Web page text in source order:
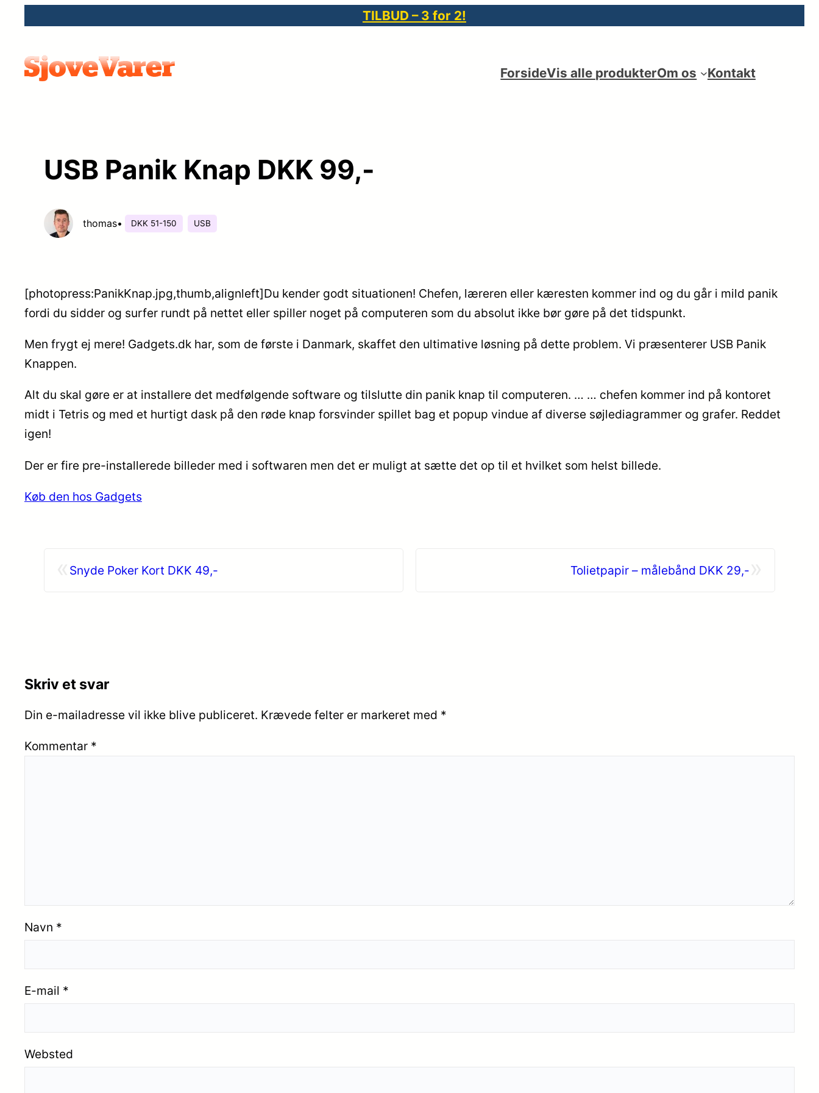
indhold
TILBUD – 3 for 2!
ForsideVis alle produkterOm os Kontakt
USB Panik Knap DKK 99,-
thomas• DKK 51-150 USB
[photopress:PanikKnap.jpg,thumb,alignleft]Du kender godt situationen! Chefen, læreren eller kæresten kommer ind og du går i mild panik
fordi du sidder og surfer rundt på nettet eller spiller noget på computeren som du absolut ikke bør gøre på det tidspunkt.
Men frygt ej mere! Gadgets.dk har, som de første i Danmark, skaffet den ultimative løsning på dette problem. Vi præsenterer USB Panik
Knappen.
Alt du skal gøre er at installere det medfølgende software og tilslutte din panik knap til computeren. … … chefen kommer ind på kontoret
midt i Tetris og med et hurtigt dask på den røde knap forsvinder spillet bag et popup vindue af diverse søjlediagrammer og grafer. Reddet
igen!
Der er fire pre-installerede billeder med i softwaren men det er muligt at sætte det op til et hvilket som helst billede.
Køb den hos Gadgets
Snyde Poker Kort DKK 49,- Tolietpapir – målebånd DKK 29,-
Skriv et svar
Din e-mailadresse vil ikke blive publiceret. Krævede felter er markeret med *
Kommentar *
Navn *
E-mail *
Websted